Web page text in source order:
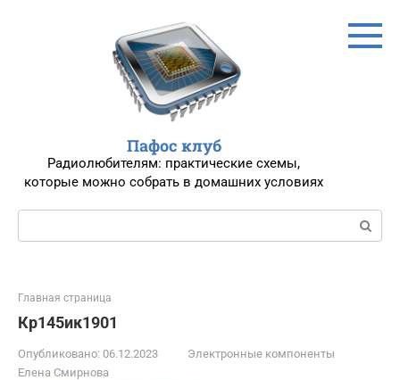
Пафос клуб
Радиолюбителям: практические схемы,
которые можно собрать в домашних условиях
Поиск:
Главная страница
Кр145ик1901
Опубликовано: 06.12.2023
Электронные компоненты
Елена Смирнова